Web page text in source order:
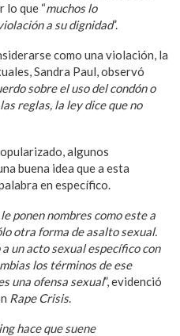
lo que “muchos lo
a su dignidad”.
como una violación, la
Sandra Paul, observó
sobre el uso del condón o
reglas, la ley dice que no
algunos
buena idea que a esta
en específico.
ponen nombres como este a
otra forma de asalto sexual.
un acto sexual específico con
los términos de ese
una ofensa sexual”, evidenció
Rape Crisis.
hace que suene